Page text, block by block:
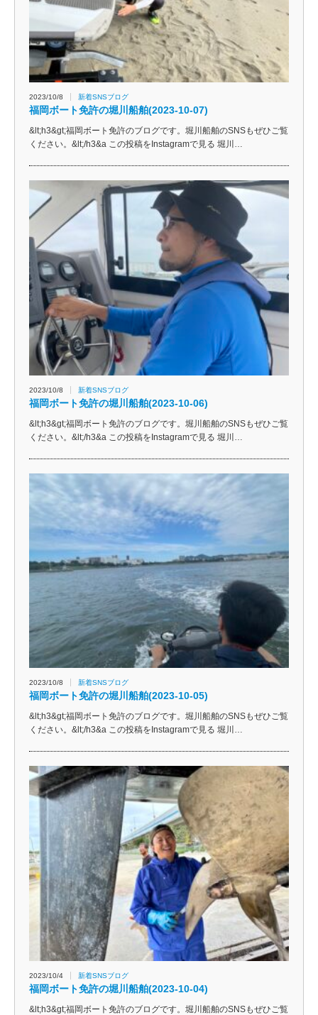
2023/10/8 新着SNSブログ
福岡ボート免許の堀川船舶(2023-10-07)
&lt;h3&gt;福岡ボート免許のブログです。堀川船舶のSNSもぜひご覧
ください。&lt;/h3&a この投稿をInstagramで見る 堀川…
2023/10/8 新着SNSブログ
福岡ボート免許の堀川船舶(2023-10-06)
&lt;h3&gt;福岡ボート免許のブログです。堀川船舶のSNSもぜひご覧
ください。&lt;/h3&a この投稿をInstagramで見る 堀川…
2023/10/8 新着SNSブログ
福岡ボート免許の堀川船舶(2023-10-05)
&lt;h3&gt;福岡ボート免許のブログです。堀川船舶のSNSもぜひご覧
ください。&lt;/h3&a この投稿をInstagramで見る 堀川…
2023/10/4 新着SNSブログ
福岡ボート免許の堀川船舶(2023-10-04)
&lt;h3&gt;福岡ボート免許のブログです。堀川船舶のSNSもぜひご覧